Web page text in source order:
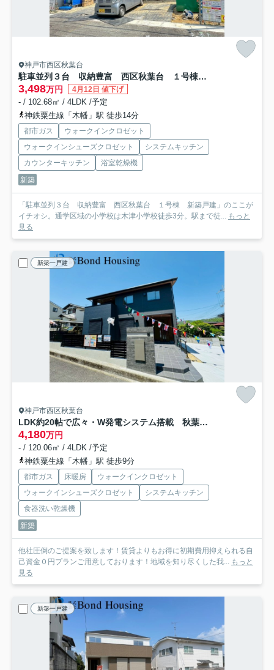
神戸市西区秋葉台
駐車並列３台 収納豊富 西区秋葉台 １号棟 新築戸建
3,498万円 4月12日 値下げ
- / 102.68㎡ / 4LDK /予定
神鉄粟生線「木幡」駅 徒歩14分
都市ガス
ウォークインクロゼット
ウォークインシューズクロゼット
システムキッチン
カウンターキッチン
浴室乾燥機
新築
「駐車並列３台 収納豊富 西区秋葉台 １号棟 新築戸建」のここが
イチオシ。通学区域の小学校は木津小学校徒歩3分。駅まで徒... もっと
見る
新築一戸建
神戸市西区秋葉台
LDK約20帖で広々・W発電システム搭載 秋葉台3丁目
4,180万円
- / 120.06㎡ / 4LDK /予定
神鉄粟生線「木幡」駅 徒歩9分
都市ガス 床暖房
ウォークインクロゼット
ウォークインシューズクロゼット
システムキッチン
食器洗い乾燥機
新築
他社圧倒のご提案を致します！賃貸よりもお得に初期費用抑えられる自
己資金０円プランご用意しております！地域を知り尽くした我... もっと
見る
新築一戸建